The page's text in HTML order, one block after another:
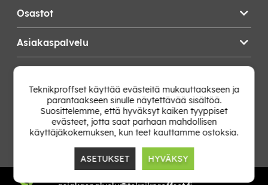
Osastot
Asiakaspalvelu
Vaihda Maa
Teknikproffset käyttää evästeitä mukauttaakseen ja
parantaakseen sinulle näytettävää sisältöä.
Suosittelemme, että hyväksyt kaiken tyyppiset
evästeet, jotta saat parhaan mahdollisen
käyttäjäkokemuksen, kun teet kauttamme ostoksia.
ASETUKSET HYVÄKSY